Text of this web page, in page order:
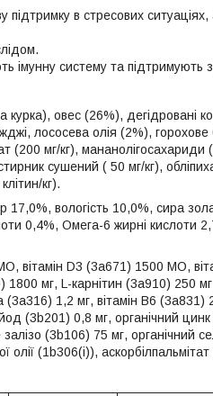
підтримку в стресових
імунну систему та підтримують
курка), овес (26%),
лососева олія (2%),
(200 мг/кг), мананолігосахариди
сушений ( 50 мг/кг),
кг).
вологість 10,0%, сира
0,4%, Омега-6 жирні кислоти
вітамін D3 (3a671) 1500 МО,
мг, L-карнітин (3a910) 250
1,2 мг, вітамін B6
(3b201) 0,8 мг, органічний
(3b106) 75 мг, органічний
(1b306(i)),